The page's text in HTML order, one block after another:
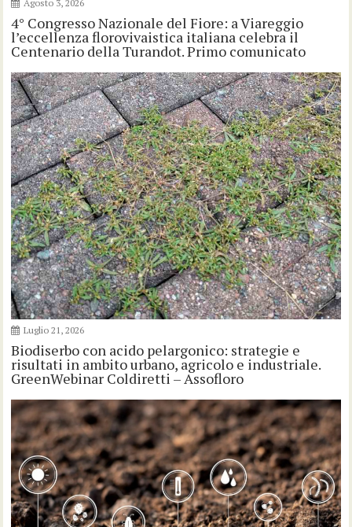
Agosto 3, 2026
4° Congresso Nazionale del Fiore: a Viareggio
l’eccellenza florovivaistica italiana celebra il
Centenario della Turandot. Primo comunicato
Luglio 21, 2026
Biodiserbo con acido pelargonico: strategie e
risultati in ambito urbano, agricolo e industriale.
GreenWebinar Coldiretti – Assofloro